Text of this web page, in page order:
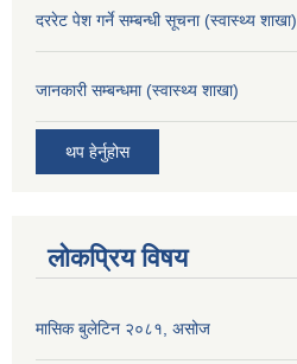
दररेट पेश गर्ने सम्बन्धी सूचना (स्वास्थ्य शाखा)
जानकारी सम्बन्धमा (स्वास्थ्य शाखा)
थप हेर्नुहोस
लोकप्रिय विषय
मासिक बुलेटिन २०८१, असोज